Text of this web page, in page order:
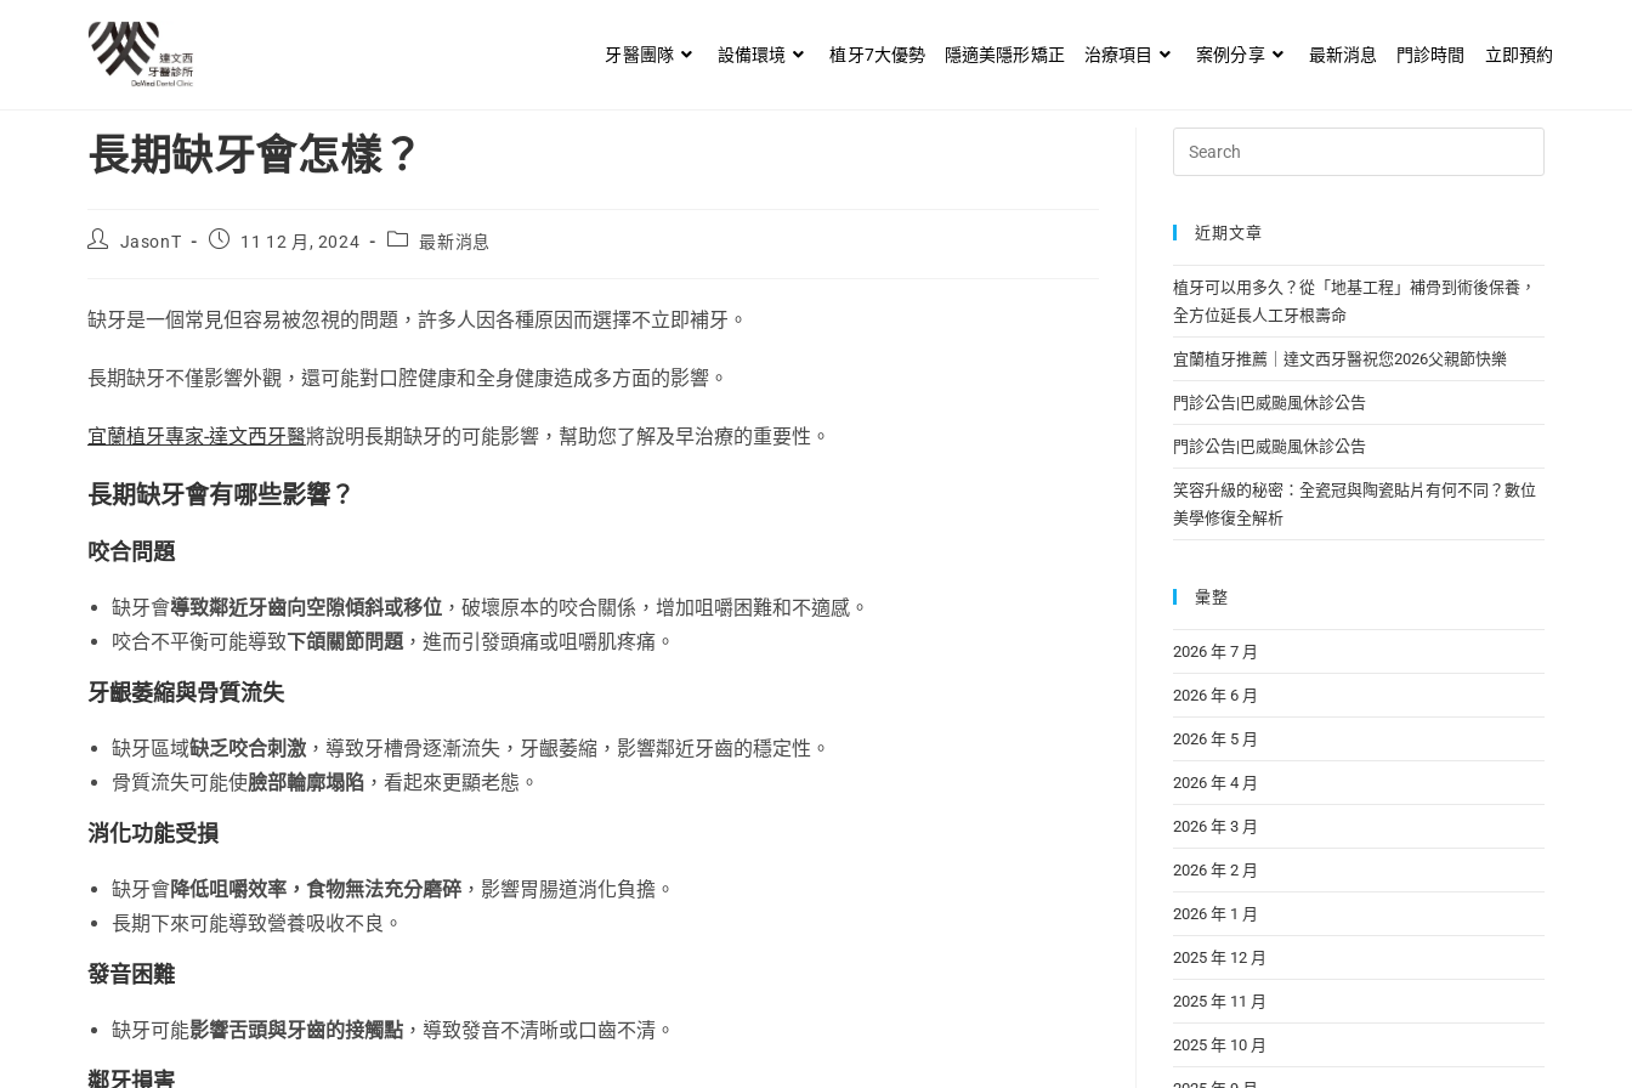
牙醫團隊 設備環境 植牙7大優勢 隱適美隱形矯正 治療項目 案例分享 最新消息 門診時間 立即預約
長期缺牙會怎樣？
JasonT 11 12 月, 2024 最新消息
缺牙是一個常見但容易被忽視的問題，許多人因各種原因而選擇不立即補牙。
長期缺牙不僅影響外觀，還可能對口腔健康和全身健康造成多方面的影響。
宜蘭植牙專家-達文西牙醫將說明長期缺牙的可能影響，幫助您了解及早治療的重要性。
長期缺牙會有哪些影響？
咬合問題
缺牙會導致鄰近牙齒向空隙傾斜或移位 ，破壞原本的咬合關係，增加咀嚼困難和不適感。
咬合不平衡可能導致下頜關節問題，進而引發頭痛或咀嚼肌疼痛。
牙齦萎縮與骨質流失
缺牙區域缺乏咬合刺激 ，導致牙槽骨逐漸流失，牙齦萎縮，影響鄰近牙齒的穩定性。
骨質流失可能使臉部輪廓塌陷 ，看起來更顯老態。
消化功能受損
缺牙會降低咀嚼效率，食物無法充分磨碎 ，影響胃腸道消化負擔。
長期下來可能導致營養吸收不良。
發音困難
缺牙可能影響舌頭與牙齒的接觸點 ，導致發音不清晰或口齒不清。
鄰牙損害
近期文章
植牙可以用多久？從「地基工程」補骨到術後保養，
全方位延長人工牙根壽命
宜蘭植牙推薦｜達文西牙醫祝您2026父親節快樂
門診公告|巴威颱風休診公告
門診公告|巴威颱風休診公告
笑容升級的秘密：全瓷冠與陶瓷貼片有何不同？數位
美學修復全解析
彙整
2026 年 7 月
2026 年 6 月
2026 年 5 月
2026 年 4 月
2026 年 3 月
2026 年 2 月
2026 年 1 月
2025 年 12 月
2025 年 11 月
2025 年 10 月